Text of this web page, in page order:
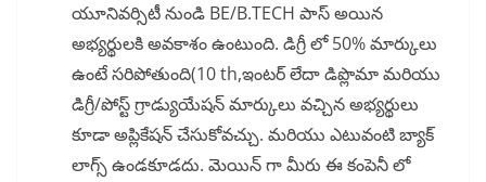
యూనివర్సిటీ నుండి BE/B.TECH పాస్ అయిన
అభ్యర్థులకి అవకాశం ఉంటుంది. డిగ్రీ లో 50% మార్కులు
ఉంటే సరిపోతుంది(10 th,ఇంటర్ లేదా డిప్లొమా మరియు
డిగ్రీ/పోస్ట్ గ్రాడ్యుయేషన్ మార్కులు వచ్చిన అభ్యర్థులు
కూడా అప్లికేషన్ చేసుకోవచ్చు. మరియు ఎటువంటి బ్యాక్
లాగ్స్ ఉండకూడదు. మెయిన్ గా మీరు ఈ కంపెనీ లో